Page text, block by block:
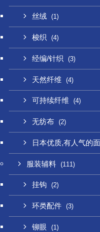
丝绒 (1)
梭织 (4)
经编/针织 (3)
天然纤维 (4)
可持续纤维 (4)
无纺布 (2)
日本优质,有人气的
服装辅料 (111)
挂钩 (2)
环类配件 (3)
铆眼 (1)